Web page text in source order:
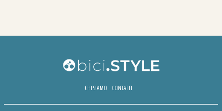
CHI SIAMO CONTATTI